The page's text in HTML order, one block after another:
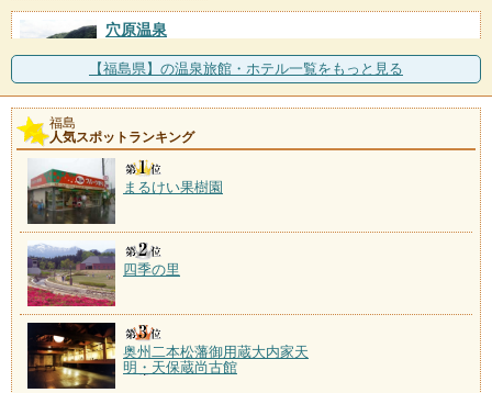
穴原温泉
飯坂温泉から摺上川をさらに上流へ進んだ場所にあ
る。宿は渓谷や山の緑を望
高湯温泉
施設数：3軒
【福島県】の温泉旅館・ホテル一覧をもっと見る
福島
人気スポットランキング
まるけい果樹園
四季の里
奥州二本松藩御用蔵大内家天
明・天保蔵尚古館